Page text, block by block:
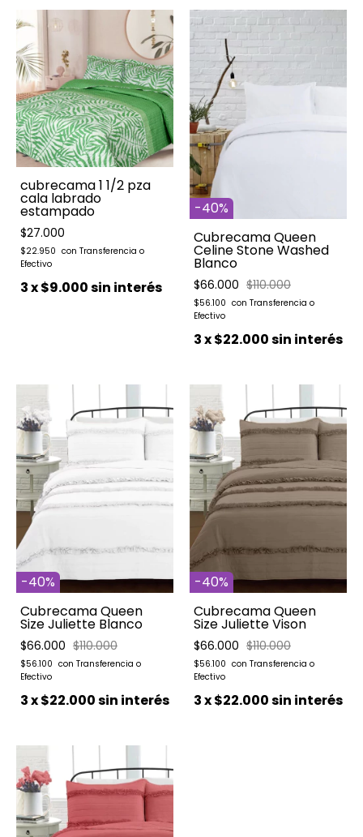
cubrecama 1 1/2 pza
cala labrado
estampado
$27.000
$22.950
3x$9.000sin interés
-40%
Cubrecama Queen
Celine Stone Washed
Blanco
$66.000 $110.000
$56.100
3x$22.000sin interés
-40%
Cubrecama Queen
Size Juliette Blanco
$66.000 $110.000
$56.100
3x$22.000sin interés
-40%
Cubrecama Queen
Size Juliette Vison
$66.000 $110.000
$56.100
3x$22.000sin interés